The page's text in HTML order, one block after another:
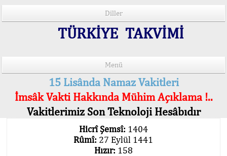
Diller
TÜRKİYE TAKVİMİ
Menü
15 Lisânda Namaz Vakitleri
İmsâk Vakti Hakkında Mühim Açıklama !..
Vakitlerimiz Son Teknoloji Hesâbıdır
Hicrî Şemsî: 1404
Rûmî: 27 Eylül 1441
Hızır: 158